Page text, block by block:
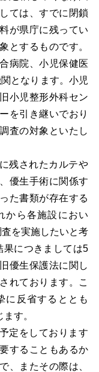
ては、すでに閉鎖
が県庁に残ってい
とするものです。
病院、小児保健医
となります。小児
小児整形外科セン
を引き継いでおり
査の対象といたし
残されたカルテや
優生手術に関係す
た書類が存在する
から各施設におい
を実施したいと考
果につきましては5
優生保護法に関し
れております。こ
に反省するととも
す。
定をしております
することもあるか
、またその際は、